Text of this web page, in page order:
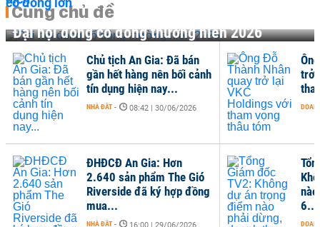
Cùng chủ đề
Đại hội đồng cổ đông thường niên 2026
6...
Chủ tịch An Gia: Đã bán
gần hết hàng nên bối cảnh
tín dụng hiện nay...
NHÀ ĐẤT - 08:42 | 30/06/2026
ĐHĐCĐ An Gia: Hơn
2.640 sản phẩm The Gió
Riverside đã ký hợp đồng
mua...
NHÀ ĐẤT - 16:00 | 29/06/2026
trở